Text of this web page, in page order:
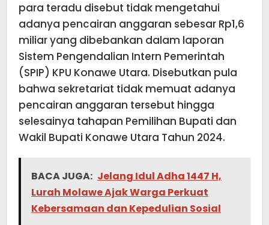
para teradu disebut tidak mengetahui
adanya pencairan anggaran sebesar Rp1,6
miliar yang dibebankan dalam laporan
Sistem Pengendalian Intern Pemerintah
(SPIP) KPU Konawe Utara. Disebutkan pula
bahwa sekretariat tidak memuat adanya
pencairan anggaran tersebut hingga
selesainya tahapan Pemilihan Bupati dan
Wakil Bupati Konawe Utara Tahun 2024.
BACA JUGA: Jelang Idul Adha 1447 H,
Lurah Molawe Ajak Warga Perkuat
Kebersamaan dan Kepedulian Sosial